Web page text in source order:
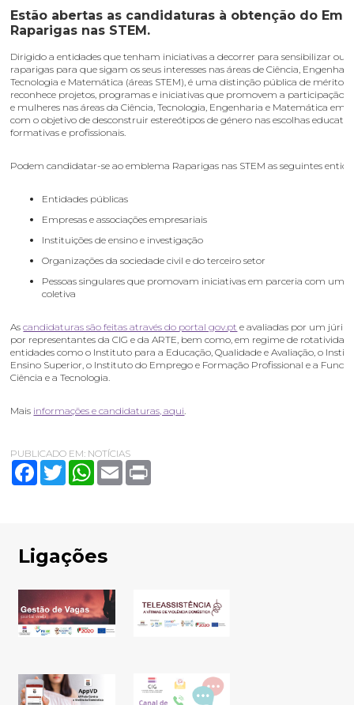
Estão abertas as candidaturas à obtenção do
Raparigas nas STEM.
Dirigido a entidades que tenham iniciativas a decorrer para sensibilizar ou
raparigas para que sigam os seus interesses nas áreas de Ciência,
Tecnologia e Matemática (áreas STEM), é uma distinção pública de mérito
reconhece projetos, programas e iniciativas que promovem a participação
e mulheres nas áreas da Ciência, Tecnologia, Engenharia e Matemática em
com o objetivo de desconstruir estereótipos de género nas escolhas
formativas e profissionais.
Podem candidatar-se ao emblema Raparigas nas STEM as seguintes
Entidades públicas
Empresas e associações empresariais
Instituições de ensino e investigação
Organizações da sociedade civil e do terceiro setor
Pessoas singulares que promovam iniciativas em parceria com uma
coletiva
Ascandidaturas são feitas através do portal gov.pt e avaliadas por um júri
por representantes da CIG e da ARTE, bem como, em regime de
entidades como o Instituto para a Educação, Qualidade e Avaliação, o
Ensino Superior, o Instituto do Emprego e Formação Profissional e a
Ciência e a Tecnologia.
Mais informações e candidaturas, aqui
PUBLICADO EM: NOTÍCIAS
FacebookTwitterWhatsApp
Email
Ligações